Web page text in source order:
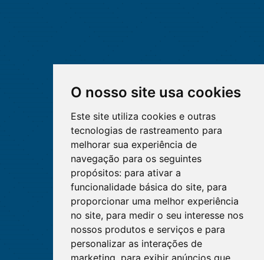
O nosso site usa cookies
Este site utiliza cookies e outras
tecnologias de rastreamento para
melhorar sua experiência de
navegação para os seguintes
propósitos: para ativar a
funcionalidade básica do site, para
proporcionar uma melhor experiência
no site, para medir o seu interesse nos
nossos produtos e serviços e para
personalizar as interações de
marketing para exibir anúncios que